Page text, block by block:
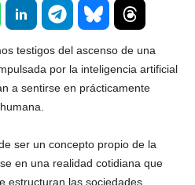
testigos del ascenso de una
por la inteligencia artificial
a sentirse en prácticamente
ser un concepto propio de la
en una realidad cotidiana que
estructuran las sociedades